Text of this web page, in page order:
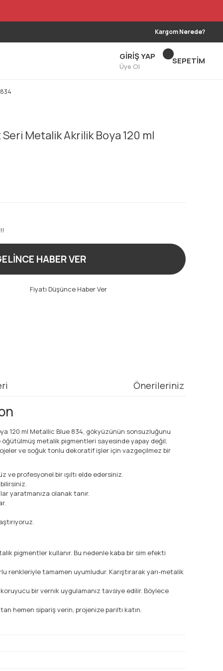
Kargom Nerede?
GİRİŞ YAP
Üye Ol
SEPETİM
Metalik Akrilik Boya 120 ml
HABER VER
Fiyatı Düşünce Haber Ver
Önerileriniz
120 ml Metallic Blue 834, gökyüzünün sonsuzluğunu
metalik pigmentleri sayesinde yapay değil,
ve soğuk tonlu dekoratif işler için vazgeçilmez bir
profesyonel bir ışıltı elde edersiniz.
yaratmanıza olanak tanır.
pigmentler kullanır. Bu nedenle kaba bir sim efekti
renkleriyle tamamen uyumludur. Karıştırarak yarı-metalik
koruyucu bir vernik uygulamanız tavsiye edilir. Böylece
hemen sipariş verin, projenize parıltı katın.